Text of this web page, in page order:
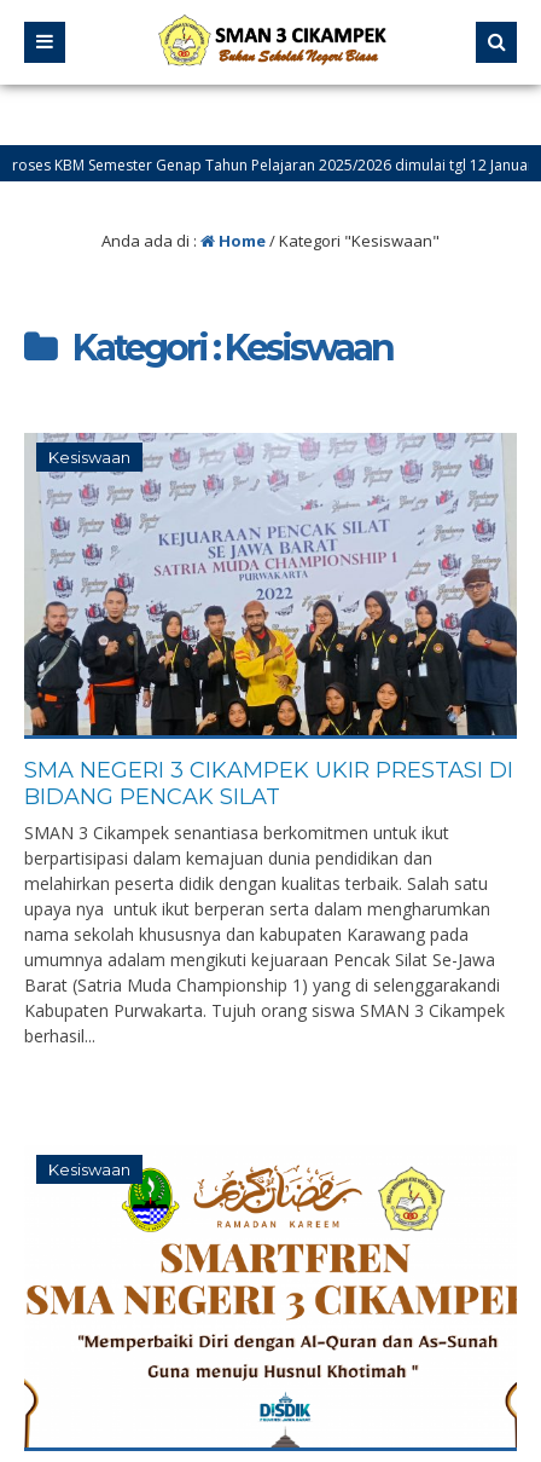
Semester Genap Tahun Pelajaran 2025/2026 dimulai tgl 12 Januari 2026
Datang di Website Resmi SMA Negeri 3 Cikampek – PROGRESIF
Anda ada di : Home/Kategori "Kesiswaan"
Kategori : Kesiswaan
Kesiswaan
SMA NEGERI 3 CIKAMPEK UKIR PRESTASI DI
BIDANG PENCAK SILAT
SMAN 3 Cikampek senantiasa berkomitmen untuk ikut
berpartisipasi dalam kemajuan dunia pendidikan dan
melahirkan peserta didik dengan kualitas terbaik. Salah satu
upaya nya untuk ikut berperan serta dalam mengharumkan
nama sekolah khususnya dan kabupaten Karawang pada
umumnya adalam mengikuti kejuaraan Pencak Silat Se-Jawa
Barat (Satria Muda Championship 1) yang di selenggarakandi
Kabupaten Purwakarta. Tujuh orang siswa SMAN 3 Cikampek
berhasil...
Kesiswaan